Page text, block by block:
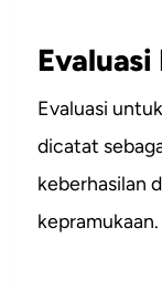
Evaluasi
Evaluasi
dicatat
keberhasilan
kepramukaan.